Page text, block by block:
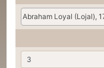
Abraham Loyal (Lojal),